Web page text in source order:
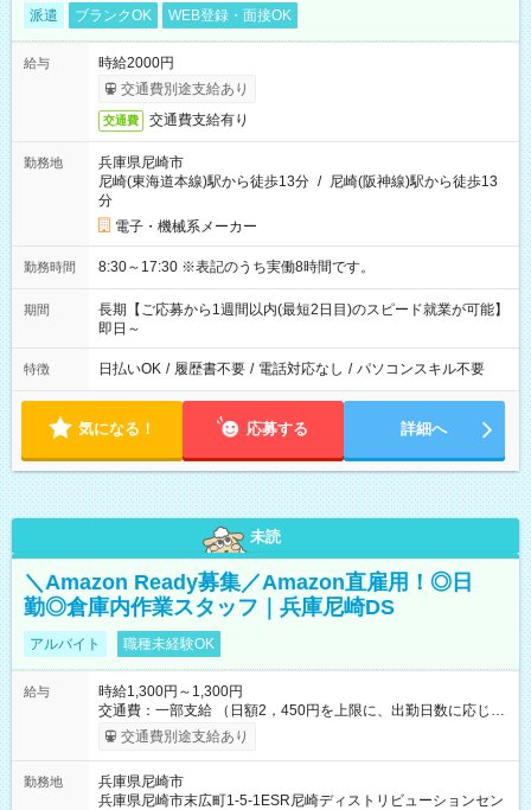
派遣 ブランクOK WEB登録・面接OK
給与
時給2000円
交通費別途支給あり
交通費 交通費支給有り
勤務地
兵庫県尼崎市
尼崎(東海道本線)駅から徒歩13分 / 尼崎(阪神線)駅から徒歩13
分
電子・機械系メーカー
勤務時間 8:30～17:30 ※表記のうち実働8時間です。
期間
長期【ご応募から1週間以内(最短2日目)のスピード就業が可能】
即日～
特徴 日払いOK / 履歴書不要 / 電話対応なし / パソコンスキル不要
気になる！ 応募する 詳細へ
未読
＼Amazon Ready募集／Amazon直雇用！◎日
勤◎倉庫内作業スタッフ｜兵庫尼崎DS
アルバイト 職種未経験OK
給与
時給1,300円～1,300円
交通費：一部支給 （日額2，450円を上限に、出勤日数に応じて
実費支給） ※22:00～翌5:00までは時給25%UP！ ■給与前払い
制度あり ※前払い額の上限あり、手数料無料（Amazon負担）
交通費別途支給あり
勤務地
兵庫県尼崎市
兵庫県尼崎市末広町1-5-1ESR尼崎ディストリビューションセン